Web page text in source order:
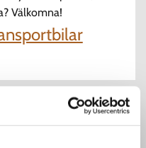
Välkomna!